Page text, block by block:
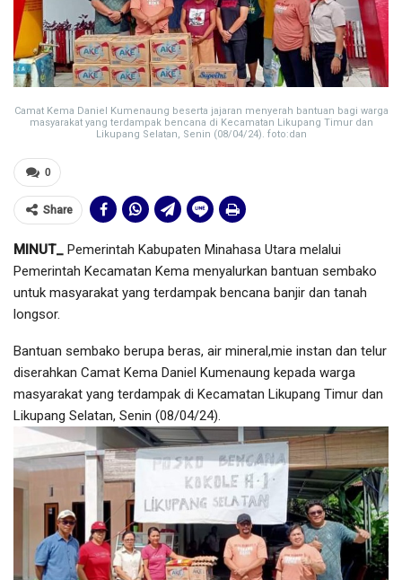
Camat Kema Daniel Kumenaung beserta jajaran menyerah bantuan bagi warga
masyarakat yang terdampak bencana di Kecamatan Likupang Timur dan
Likupang Selatan, Senin (08/04/24). foto:dan
0
Share
MINUT_ Pemerintah Kabupaten Minahasa Utara melalui
Pemerintah Kecamatan Kema menyalurkan bantuan sembako
untuk masyarakat yang terdampak bencana banjir dan tanah
longsor.
Bantuan sembako berupa beras, air mineral,mie instan dan telur
diserahkan Camat Kema Daniel Kumenaung kepada warga
masyarakat yang terdampak di Kecamatan Likupang Timur dan
Likupang Selatan, Senin (08/04/24).